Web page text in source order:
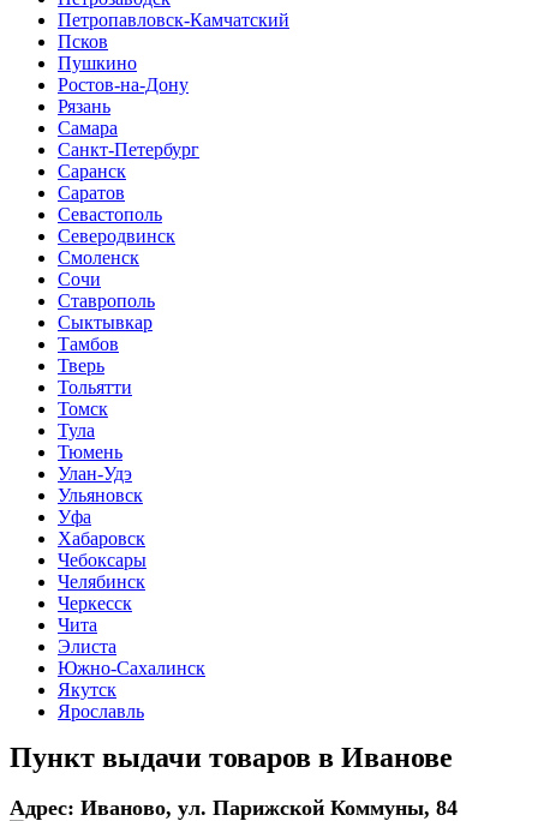
Петропавловск-Камчатский
Псков
Пушкино
Ростов-на-Дону
Рязань
Самара
Санкт-Петербург
Саранск
Саратов
Севастополь
Северодвинск
Смоленск
Сочи
Ставрополь
Сыктывкар
Тамбов
Тверь
Тольятти
Томск
Тула
Тюмень
Улан-Удэ
Ульяновск
Уфа
Хабаровск
Чебоксары
Челябинск
Черкесск
Чита
Элиста
Южно-Сахалинск
Якутск
Ярославль
Пункт выдачи товаров в Иванове
Адрес: Иваново, ул. Парижской Коммуны, 84